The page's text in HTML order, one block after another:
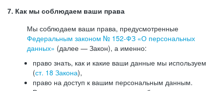
7. Как мы соблюдаем ваши права
Мы соблюдаем ваши права, предусмотренные
Федеральным законом № 152-ФЗ «О персональных
данных» (далее — Закон), а именно:
право знать, как и какие ваши данные мы используем
(ст. 18 Закона),
право на доступ к вашим персональным данным.